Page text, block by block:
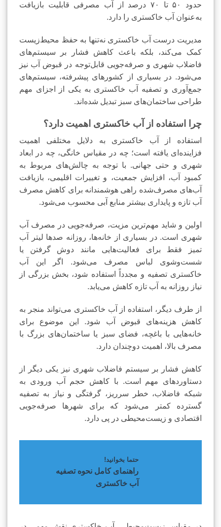
حدود ۵۰ تا ۷۰ درصد از آب مصرفی قابلیت بازیافت
به‌عنوان آب خاکستری را دارد.
مدیریت درست آب خاکستری نه‌تنها به حفظ محیط‌زیست
کمک می‌کند، بلکه باعث کاهش فشار بر سیستم‌های
فاضلاب شهری و صرفه‌جویی قابل‌توجه در قبوض آب نیز
می‌شود. در بسیاری از کشورهای پیشرفته، سیستم‌های
جمع‌آوری و تصفیه آب خاکستری به یکی از اجزای مهم
طراحی ساختمان‌های سبز تبدیل شده‌اند.
چرا استفاده از آب خاکستری اهمیت دارد؟
استفاده از آب خاکستری به دلایل مختلفی اهمیت
فزاینده‌ای یافته است؛ چه در مقیاس خانگی، چه در ابعاد
شهری و حتی جهانی. با توجه به چالش‌های مربوط به
کمبود آب، افزایش جمعیت، و تغییرات اقلیمی، بازیافت
آب‌های مصرف‌شده راهی هوشمندانه برای کاهش مصرف
آب تازه و پایداری بیشتر منابع آبی محسوب می‌شود.
اولین و شاید مهم‌ترین مزیت، صرفه‌جویی در مصرف آب
شهری است. در بسیاری از خانه‌ها، روزانه صدها لیتر آب
تمیز فقط برای فعالیت‌هایی مانند دوش گرفتن یا
شست‌وشوی لباس مصرف می‌شود. اگر این آب
خاکستری تصفیه و مجدداً استفاده شود، بخش بزرگی از
نیاز روزانه به آب تازه کاهش می‌یابد.
از طرف دیگر، استفاده از آب خاکستری می‌تواند منجر به
کاهش هزینه‌های قبوض آب شود. این موضوع برای
خانه‌هایی با باغچه، فضای سبز یا ساختمان‌های بزرگ با
مصرف بالا، اهمیت دوچندان دارد.
کاهش فشار بر سیستم فاضلاب شهری نیز یکی دیگر از
دستاوردهای مهم است. با کاهش حجم آب ورودی به
شبکه فاضلاب، خطر سرریز، گرفتگی و نیاز به تصفیه
گسترده کمتر می‌شود که برای شهرها صرفه‌جویی
اقتصادی و زیست‌محیطی در پی دارد.
حتما بخوانید!
راهنمای کامل نحوه تصفیه
آب خاکستری